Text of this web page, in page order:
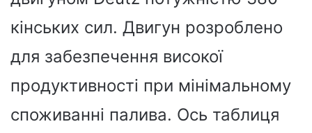
кінських сил. Двигун розроблено
для забезпечення високої
продуктивності при мінімальному
споживанні палива. Ось таблиця